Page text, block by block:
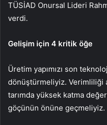
TÜSİAD Onursal Lideri
verdi.
Gelişim için 4 kritik öğe
Üretim yapımızı son
dönüştürmeliyiz. Verimliliği
tarımda yüksek katma
göçünün önüne geçmeliyiz.